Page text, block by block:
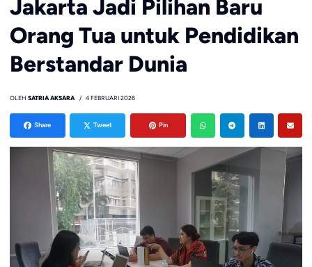
Jakarta Jadi Pilihan Baru
Orang Tua untuk Pendidikan
Berstandar Dunia
OLEH SATRIA AKSARA 4 FEBRUARI 2026
Share Tweet Pin